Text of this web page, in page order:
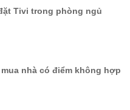
Tivi trong phòng ngủ
nhà có điểm không hợp